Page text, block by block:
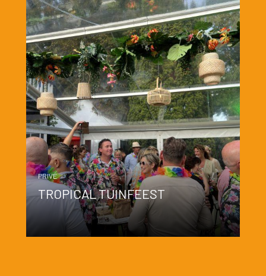
PRIVÉ
TROPICAL TUINFEEST